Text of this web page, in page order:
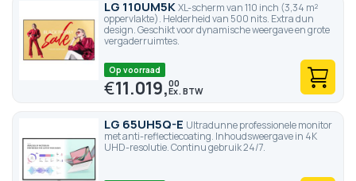
LG 110UM5KXL-scherm van 110 inch (3,34 m²
oppervlakte). Helderheid van 500 nits. Extra dun
design. Geschikt voor dynamische weergave en grote
vergaderruimtes.
Op voorraad
€11.019,00
LG 65UH5Q-E Ultradunne professionele monitor
met anti-reflectiecoating. Inhoudsweergave in 4K
UHD-resolutie. Continu gebruik 24/7.